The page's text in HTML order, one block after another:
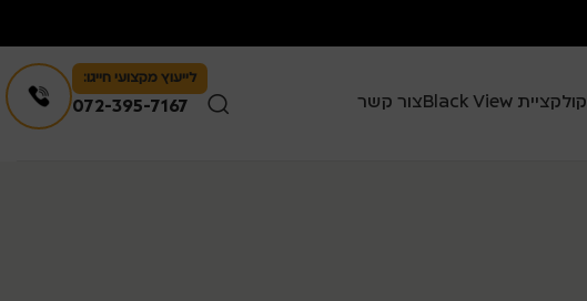
קולקציית Black View צור קשר
לייעוץ מקצועי חייגו:
072-395-7167